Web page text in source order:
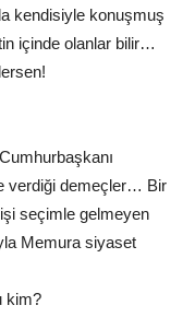
kendisiyle konuşmuş
içinde olanlar bilir…
verdiği demeçler… Bir
seçimle gelmeyen
Memura siyaset
kim?